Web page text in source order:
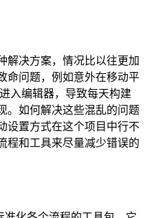
解决方案，情况比以往更加
命问题，例如意外在移动平
入编辑器，导致每天构建
。如何解决这些混乱的问题
设置方式在这个项目中行不
程和工具来尽量减少错误的